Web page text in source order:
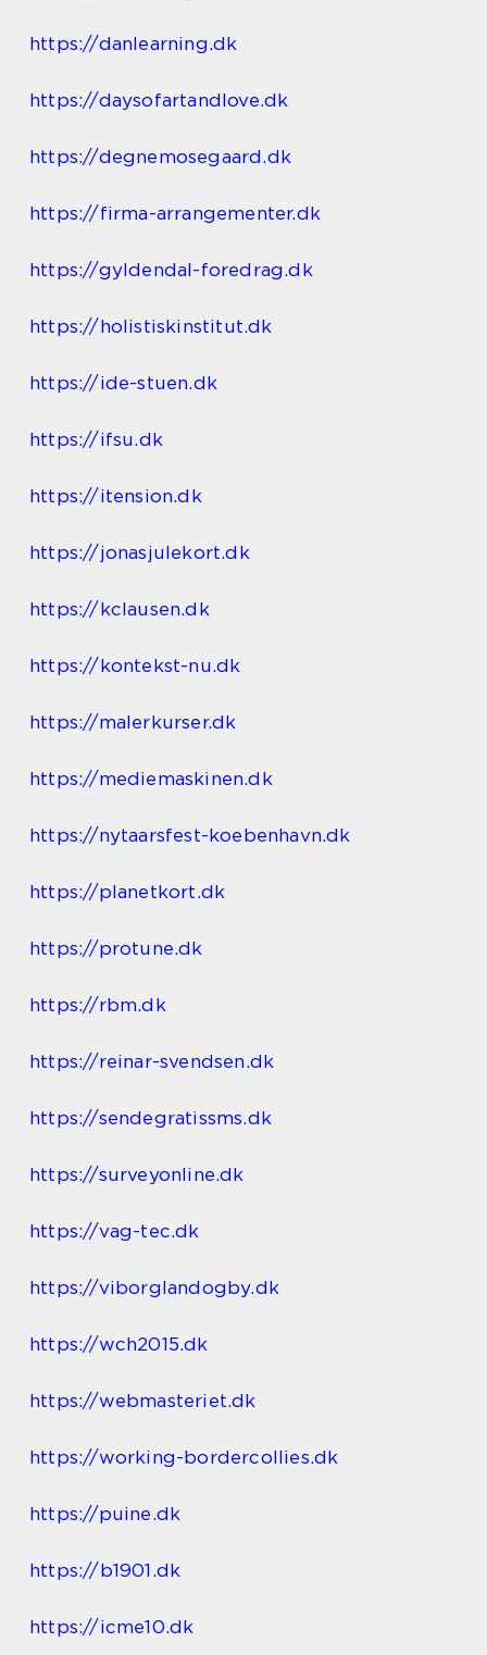
https://danlearning.dk
https://daysofartandlove.dk
https://degnemosegaard.dk
https://firma-arrangementer.dk
https://gyldendal-foredrag.dk
https://holistiskinstitut.dk
https://ide-stuen.dk
https://ifsu.dk
https://itension.dk
https://jonasjulekort.dk
https://kclausen.dk
https://kontekst-nu.dk
https://malerkurser.dk
https://mediemaskinen.dk
https://nytaarsfest-koebenhavn.dk
https://planetkort.dk
https://protune.dk
https://rbm.dk
https://reinar-svendsen.dk
https://sendegratissms.dk
https://surveyonline.dk
https://vag-tec.dk
https://viborglandogby.dk
https://wch2015.dk
https://webmasteriet.dk
https://working-bordercollies.dk
https://puine.dk
https://b1901.dk
https://icme10.dk